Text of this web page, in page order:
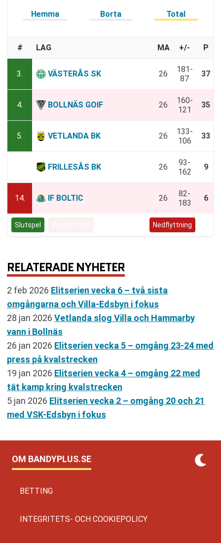
Hemma Borta Total
# LAG MA +/- P
3. VÄSTERÅS SK 26
181-
87
37
4. BOLLNÄS GOIF 26
160-
121
35
5. VETLANDA BK 26
133-
106
33
FRILLESÅS BK 26
93-
162
9
14. IF BOLTIC 26
82-
183
6
Slutspel Nedflyttning
RELATERADE NYHETER
2 feb 2026 Elitserien vecka 6 – två sista
omgångarna och Villa-Edsbyn i fokus
28 jan 2026 Vetlanda slog Villa och Hammarby
vann i Bollnäs
26 jan 2026 Elitserien vecka 5 – omgång 23-24 med
press på kvalstrecken
19 jan 2026 Elitserien vecka 4 – omgång 22 med
tät kamp kring kvalstrecken
5 jan 2026 Elitserien vecka 2 – omgång 20 och 21
med VSK-Edsbyn i fokus
OM BANDYPLUS.SE
BETTING
INTEGRITETS- OCH COOKIEPOLICY